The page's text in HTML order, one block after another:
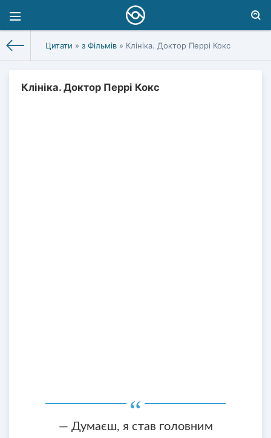
Цитати » з Фільмів » Клініка. Доктор Перрі Кокс
Клініка. Доктор Перрі Кокс
— Думаєш, я став головним